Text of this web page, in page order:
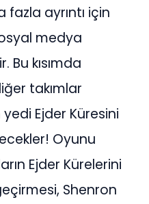
fazla ayrıntı için
medya
Bu kısımda
takımlar
Ejder Küresini
Oyunu
Ejder Kürelerini
Shenron